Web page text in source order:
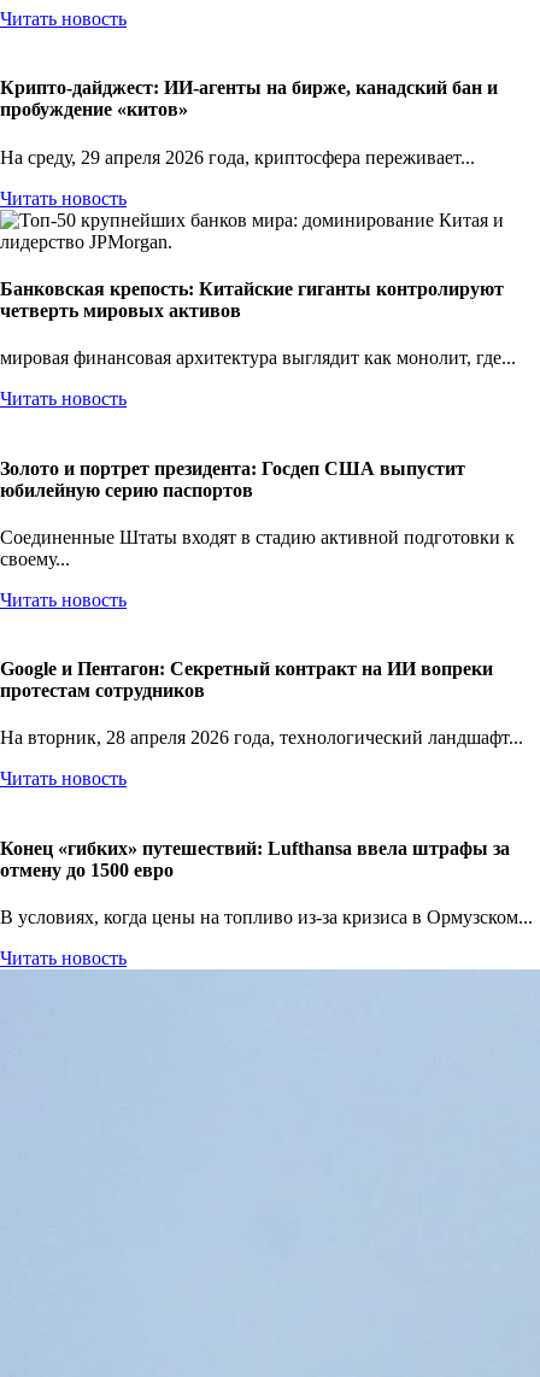
Читать новость
Крипто-дайджест: ИИ-агенты на бирже, канадский бан и
пробуждение «китов»
На среду, 29 апреля 2026 года, криптосфера переживает...
Читать новость
Банковская крепость: Китайские гиганты контролируют
четверть мировых активов
мировая финансовая архитектура выглядит как монолит, где...
Читать новость
Золото и портрет президента: Госдеп США выпустит
юбилейную серию паспортов
Соединенные Штаты входят в стадию активной подготовки к
своему...
Читать новость
Google и Пентагон: Секретный контракт на ИИ вопреки
протестам сотрудников
На вторник, 28 апреля 2026 года, технологический ландшафт...
Читать новость
Конец «гибких» путешествий: Lufthansa ввела штрафы за
отмену до 1500 евро
В условиях, когда цены на топливо из-за кризиса в Ормузском...
Читать новость